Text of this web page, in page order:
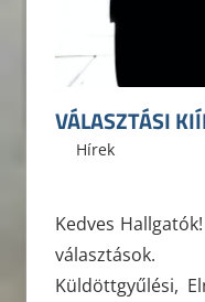
VÁLASZTÁSI
2025. szeptember
ELTE ÁJK HÖK
Hírek
Kedves
választások.
Küldöttgyűlési,